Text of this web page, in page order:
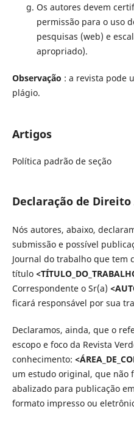
Os autores devem
permissão para o uso
pesquisas (web) e
apropriado).
Observação : a revista pode
plágio.
Artigos
Política padrão de seção
Declaração de
Nós autores, abaixo,
submissão e possível
Journal do trabalho que tem
título
Correspondente o Sr(a)
ficará responsável por sua
Declaramos, ainda, que o
escopo e foco da Revista
conhecimento:
um estudo original, que não
abalizado para publicação
formato impresso ou